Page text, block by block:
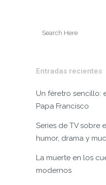
Entradas recientes
Un féretro sencillo:
Papa Francisco
Series de TV sobre
humor, drama y
La muerte en los
modernos